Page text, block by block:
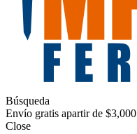
Búsqueda
Envío gratis apartir de $3,000
Close